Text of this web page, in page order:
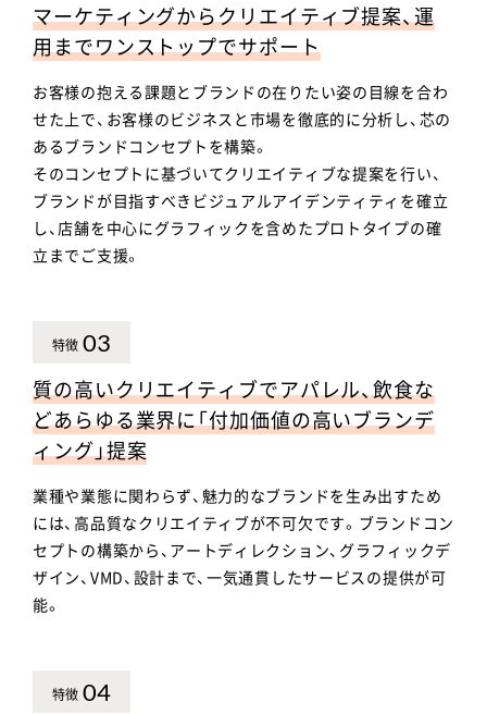
マーケティングからクリエイティブ提案、運
用までワンストップでサポート
お客様の抱える課題とブランドの在りたい姿の目線を合わ
せた上で、お客様のビジネスと市場を徹底的に分析し、芯の
あるブランドコンセプトを構築。
そのコンセプトに基づいてクリエイティブな提案を行い、
ブランドが目指すべきビジュアルアイデンティティを確立
し、店舗を中心にグラフィックを含めたプロトタイプの確
立までご支援。
特徴 03
質の高いクリエイティブでアパレル、飲食な
どあらゆる業界に「付加価値の高いブランデ
ィング」提案
業種や業態に関わらず、魅力的なブランドを生み出すため
には、高品質なクリエイティブが不可欠です。ブランドコン
セプトの構築から、アートディレクション、グラフィックデ
ザイン、VMD、設計まで、一気通貫したサービスの提供が可
能。
特徴 04